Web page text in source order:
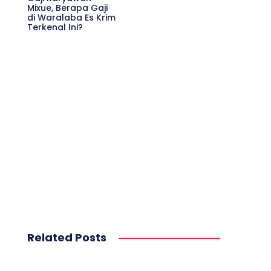
Mixue, Berapa Gaji
di Waralaba Es Krim
Terkenal Ini?
Related Posts